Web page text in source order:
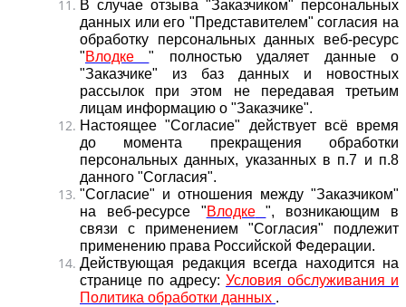
В случае отзыва "Заказчиком" персональных
данных или его "Представителем" согласия на
обработку персональных данных веб-ресурс
"Влодке " полностью удаляет данные о
"Заказчике" из баз данных и новостных
рассылок при этом не передавая третьим
лицам информацию о "Заказчике".
Настоящее "Согласие" действует всё время
до момента прекращения обработки
персональных данных, указанных в п.7 и п.8
данного "Согласия".
"Согласие" и отношения между "Заказчиком"
на веб-ресурсе "Влодке
", возникающим в
связи с применением "Согласия" подлежит
применению права Российской Федерации.
Действующая редакция всегда находится на
странице по адресу: Условия обслуживания и
Политика обработки данных .